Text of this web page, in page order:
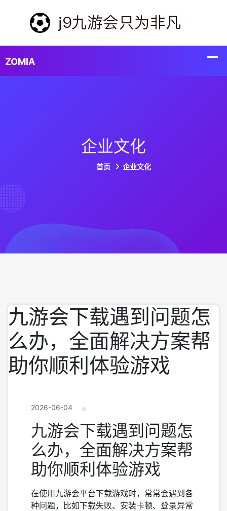
企业文化
首页 企业文化
九游会下载遇到问题怎
么办，全面解决方案帮
助你顺利体验游戏
2026-06-04
九游会下载遇到问题怎
么办，全面解决方案帮
助你顺利体验游戏
在使用九游会平台下载游戏时，常常会遇到各
种问题，比如下载失败、安装卡顿、登录异常